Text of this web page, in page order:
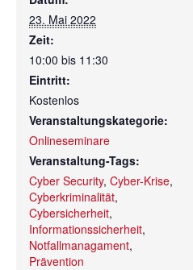
23. Mai 2022
Zeit:
10:00 bis 11:30
Eintritt:
Kostenlos
Veranstaltungskategorie:
Onlineseminare
Veranstaltung-Tags:
Cyber Security, Cyber-Krise,
Cyberkriminalität,
Cybersicherheit,
Informationssicherheit,
Notfallmanagament,
Prävention